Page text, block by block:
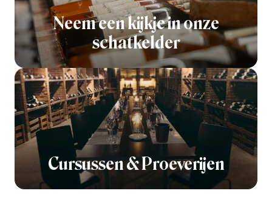
Neem een kijkje in onze
schatkelder
Cursussen & Proeverijen